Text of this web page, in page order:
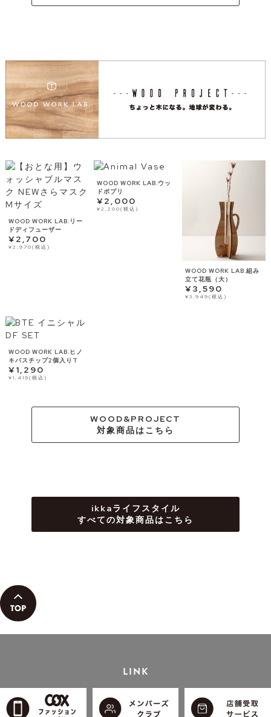
WOOD WORK LAB.リー
ドディフューザー
¥2,700
¥2,970(税込)
WOOD WORK LAB.ウッ
ドポプリ
¥2,000
¥2,200(税込)
WOOD WORK LAB.組み
立て花瓶（大）
¥3,590
¥3,949(税込)
WOOD WORK LAB.ヒノ
キバスチップ2個入りT
¥1,290
¥1,419(税込)
WOOD&PROJECT
対象商品はこちら
ikkaライフスタイル
すべての対象商品はこちら
LINK